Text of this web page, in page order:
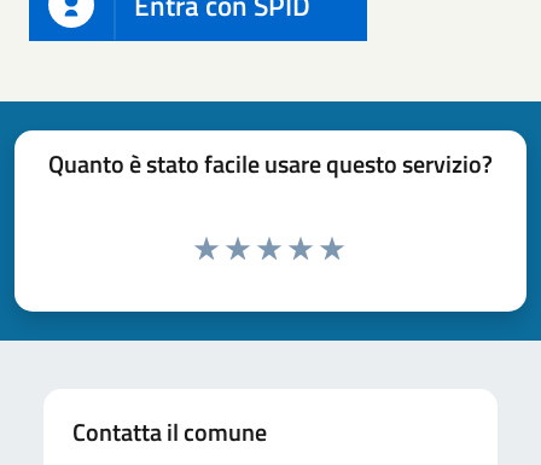
Quanto è stato facile usare questo servizio?
Contatta il comune